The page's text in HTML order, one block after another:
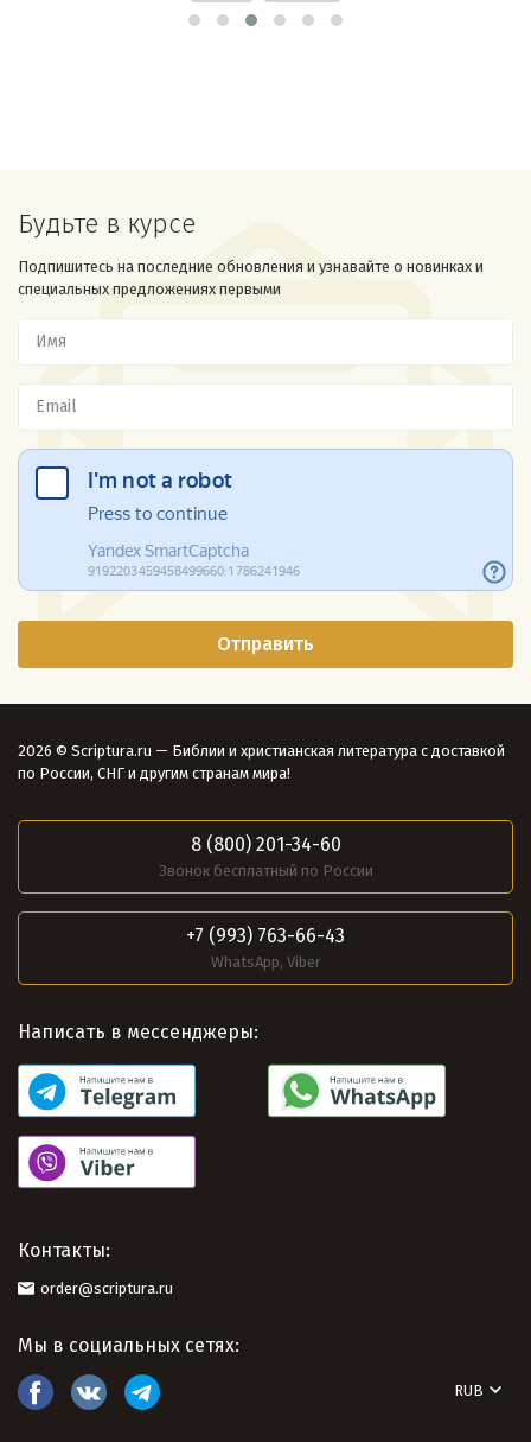
Будьте в курсе
Подпишитесь на последние обновления и узнавайте о новинках и
специальных предложениях первыми
2026 © Scriptura.ru — Библии и христианская литература с доставкой
по России, СНГ и другим странам мира!
8 (800) 201-34-60
Звонок бесплатный по России
+7 (993) 763-66-43
WhatsApp, Viber
Написать в мессенджеры:
Контакты:
order@scriptura.ru
Мы в социальных сетях:
RUB